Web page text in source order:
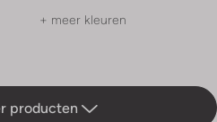
+ meer kleuren
producten